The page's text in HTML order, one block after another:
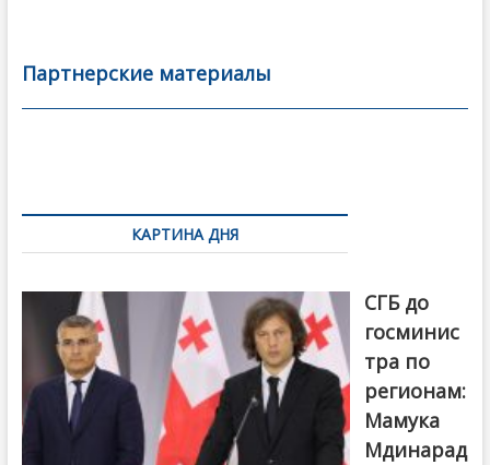
b
o
er l
а
в
Партнерские материалы
по
записямКАРТИНА ДНЯ
СГБ до
госминис
тра по
регионам:
Мамука
Мдинарад